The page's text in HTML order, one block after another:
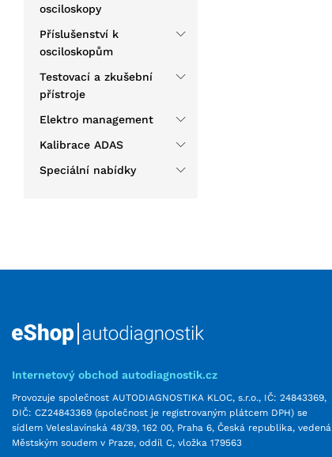
osciloskopy
Příslušenství k
osciloskopům
Testovací a zkušební
přístroje
Elektro management
Kalibrace ADAS
Speciální nabídky
Internetový obchod autodiagnostik.cz
Provozuje společnost AUTODIAGNOSTIKA KLOC, s.r.o., IČ: 24843369,
DIČ: CZ24843369 (společnost je registrovaným plátcem DPH) se
sídlem Veleslavínská 48/39, 162 00, Praha 6, Česká republika, vedená
Městským soudem v Praze, oddíl C, vložka 179563